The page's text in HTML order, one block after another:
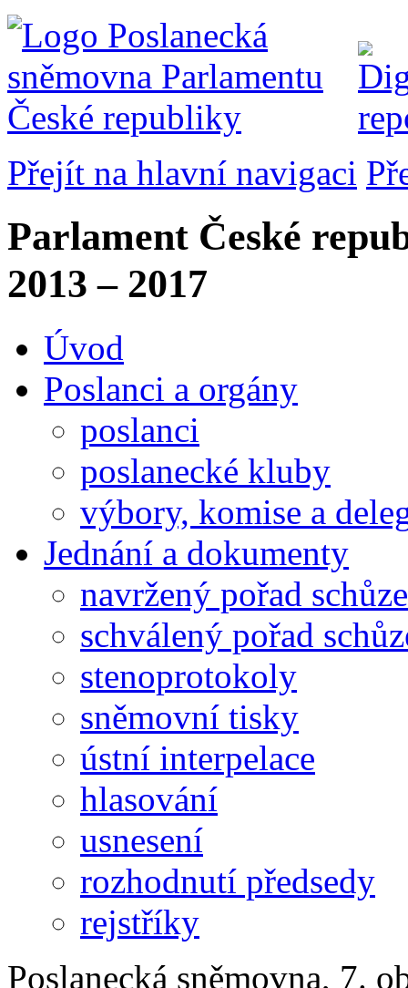
Přejít na hlavní navigaci
Parlament České
2013 – 2017
Úvod
Poslanci a orgány
poslanci
poslanecké kluby
výbory, komise a
Jednání a dokumenty
navržený pořad schůze
schválený pořad
stenoprotokoly
sněmovní tisky
ústní interpelace
hlasování
usnesení
rozhodnutí předsedy
rejstříky
Poslanecká sněmovna, 7.